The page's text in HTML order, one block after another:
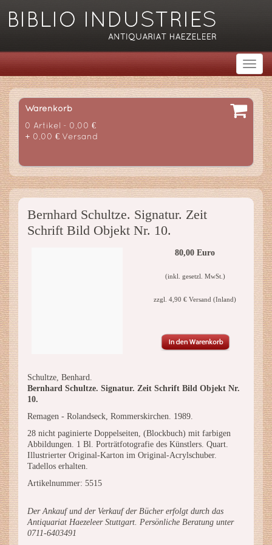
Warenkorb
0 Artikel - 0,00 €
+ 0,00 € Versand
Bernhard Schultze. Signatur. Zeit
Schrift Bild Objekt Nr. 10.
80,00 Euro
(inkl. gesetzl. MwSt.)
zzgl. 4,90 € Versand (Inland)
Schultze, Benhard.
Bernhard Schultze. Signatur. Zeit Schrift Bild Objekt Nr.
10.
Remagen - Rolandseck, Rommerskirchen. 1989.
28 nicht paginierte Doppelseiten, (Blockbuch) mit farbigen
Abbildungen. 1 Bl. Porträtfotografie des Künstlers. Quart.
Illustrierter Original-Karton im Original-Acrylschuber.
Tadellos erhalten.
Artikelnummer: 5515
Der Ankauf und der Verkauf der Bücher erfolgt durch das
Antiquariat Haezeleer Stuttgart. Persönliche Beratung unter
0711-6403491